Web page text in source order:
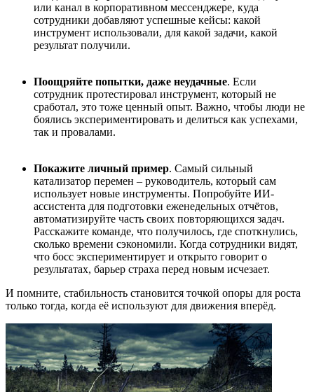
или канал в корпоративном мессенджере, куда
сотрудники добавляют успешные кейсы: какой
инструмент использовали, для какой задачи, какой
результат получили.
Поощряйте попытки, даже неудачные. Если
сотрудник протестировал инструмент, который не
сработал, это тоже ценный опыт. Важно, чтобы люди не
боялись экспериментировать и делиться как успехами,
так и провалами.
Покажите личный пример. Самый сильный
катализатор перемен – руководитель, который сам
использует новые инструменты. Попробуйте ИИ-
ассистента для подготовки еженедельных отчётов,
автоматизируйте часть своих повторяющихся задач.
Расскажите команде, что получилось, где споткнулись,
сколько времени сэкономили. Когда сотрудники видят,
что босс экспериментирует и открыто говорит о
результатах, барьер страха перед новым исчезает.
И помните, стабильность становится точкой опоры для роста
только тогда, когда её используют для движения вперёд.